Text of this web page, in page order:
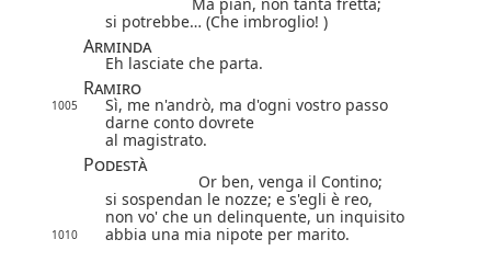
si potrebbe… (Che imbroglio! )
Arminda
Eh lasciate che parta.
Ramiro
1005
Sì, me n'andrò, ma d'ogni vostro passo
darne conto dovrete
al magistrato.
Podestà
Or ben, venga il Contino;
si sospendan le nozze; e s'egli è reo,
non vo' che un delinquente, un inquisito
1010 abbia una mia nipote per marito.